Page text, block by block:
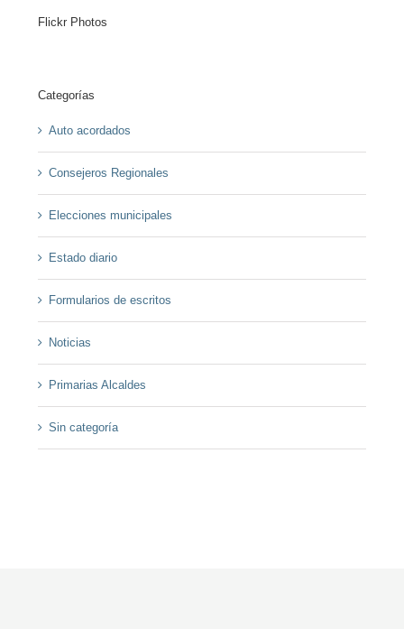
Flickr Photos
Categorías
Auto acordados
Consejeros Regionales
Elecciones municipales
Estado diario
Formularios de escritos
Noticias
Primarias Alcaldes
Sin categoría